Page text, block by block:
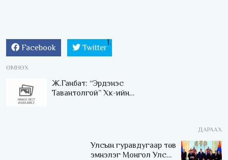
Facebook Twitter
ӨМНӨХ
Ж.Ганбат: “Эрдэнэс
Тавантолгой” Хк-ийн
ДАРААХ
Улсын гуравдугаар төв
эмнэлэг Монгол Улсын